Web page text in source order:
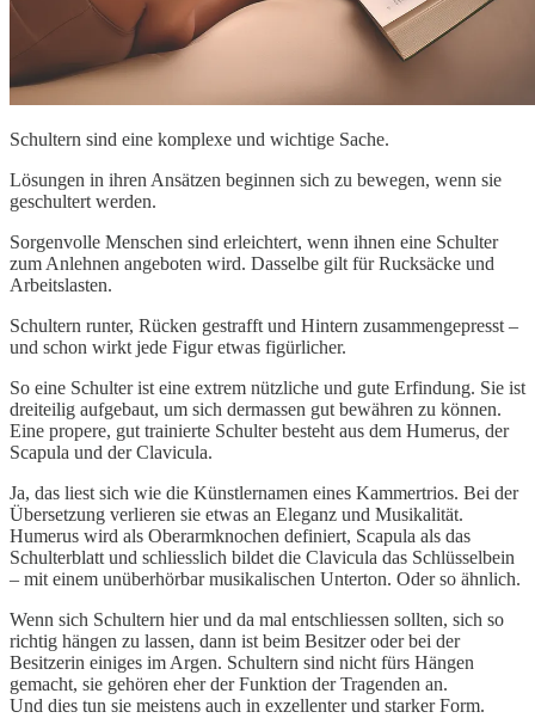
Schultern sind eine komplexe und wichtige Sache.
Lösungen in ihren Ansätzen beginnen sich zu bewegen, wenn sie
geschultert werden.
Sorgenvolle Menschen sind erleichtert, wenn ihnen eine Schulter
zum Anlehnen angeboten wird. Dasselbe gilt für Rucksäcke und
Arbeitslasten.
Schultern runter, Rücken gestrafft und Hintern zusammengepresst –
und schon wirkt jede Figur etwas figürlicher.
So eine Schulter ist eine extrem nützliche und gute Erfindung. Sie ist
dreiteilig aufgebaut, um sich dermassen gut bewähren zu können.
Eine propere, gut trainierte Schulter besteht aus dem Humerus, der
Scapula und der Clavicula.
Ja, das liest sich wie die Künstlernamen eines Kammertrios. Bei der
Übersetzung verlieren sie etwas an Eleganz und Musikalität.
Humerus wird als Oberarmknochen definiert, Scapula als das
Schulterblatt und schliesslich bildet die Clavicula das Schlüsselbein
– mit einem unüberhörbar musikalischen Unterton. Oder so ähnlich.
Wenn sich Schultern hier und da mal entschliessen sollten, sich so
richtig hängen zu lassen, dann ist beim Besitzer oder bei der
Besitzerin einiges im Argen. Schultern sind nicht fürs Hängen
gemacht, sie gehören eher der Funktion der Tragenden an.
Und dies tun sie meistens auch in exzellenter und starker Form.